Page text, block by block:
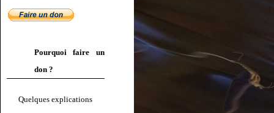
Pourquoi faire un
don ?
Quelques explications